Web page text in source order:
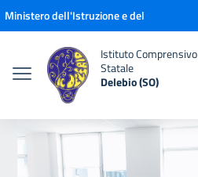
Vai ai contenuti
Vai al menu di navigazione
Vai al footer
Ministero dell'Istruzione e del
Istituto Comprensivo
Statale
Delebio (SO)